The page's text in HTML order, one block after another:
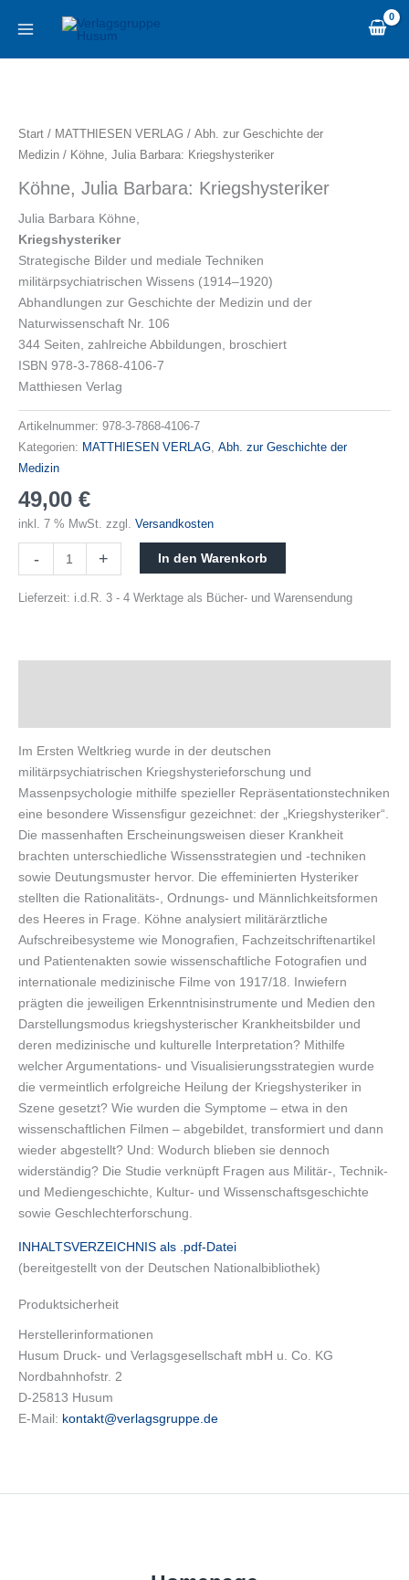
Inhalt
Start / MATTHIESEN VERLAG / Abh. zur Geschichte der
Medizin / Köhne, Julia Barbara: Kriegshysteriker
Köhne, Julia Barbara: Kriegshysteriker
Julia Barbara Köhne,
Kriegshysteriker
Strategische Bilder und mediale Techniken
militärpsychiatrischen Wissens (1914–1920)
Abhandlungen zur Geschichte der Medizin und der
Naturwissenschaft Nr. 106
344 Seiten, zahlreiche Abbildungen, broschiert
ISBN 978-3-7868-4106-7
Matthiesen Verlag
Artikelnummer: 978-3-7868-4106-7
Kategorien: MATTHIESEN VERLAG, Abh. zur Geschichte der
Medizin
49,00 €
inkl. 7 % MwSt. zzgl. Versandkosten
-
Barbara:
Kriegshysteriker
+ In den Warenkorb
Lieferzeit: i.d.R. 3 - 4 Werktage als Bücher- und Warensendung
Im Ersten Weltkrieg wurde in der deutschen
militärpsychiatrischen Kriegshysterieforschung und
Massenpsychologie mithilfe spezieller Repräsentationstechniken
eine besondere Wissensfigur gezeichnet: der „Kriegshysteriker“.
Die massenhaften Erscheinungsweisen dieser Krankheit
brachten unterschiedliche Wissensstrategien und -techniken
sowie Deutungsmuster hervor. Die effeminierten Hysteriker
stellten die Rationalitäts-, Ordnungs- und Männlichkeitsformen
des Heeres in Frage. Köhne analysiert militärärztliche
Aufschreibesysteme wie Monografien, Fachzeitschriftenartikel
und Patientenakten sowie wissenschaftliche Fotografien und
internationale medizinische Filme von 1917/18. Inwiefern
prägten die jeweiligen Erkenntnisinstrumente und Medien den
Darstellungsmodus kriegshysterischer Krankheitsbilder und
deren medizinische und kulturelle Interpretation? Mithilfe
welcher Argumentations- und Visualisierungsstrategien wurde
die vermeintlich erfolgreiche Heilung der Kriegshysteriker in
Szene gesetzt? Wie wurden die Symptome – etwa in den
wissenschaftlichen Filmen – abgebildet, transformiert und dann
wieder abgestellt? Und: Wodurch blieben sie dennoch
widerständig? Die Studie verknüpft Fragen aus Militär-, Technik-
und Mediengeschichte, Kultur- und Wissenschaftsgeschichte
sowie Geschlechterforschung.
INHALTSVERZEICHNIS als .pdf-Datei
(bereitgestellt von der Deutschen Nationalbibliothek)
Produktsicherheit
Herstellerinformationen
Husum Druck- und Verlagsgesellschaft mbH u. Co. KG
Nordbahnhofstr. 2
D-25813 Husum
E-Mail: kontakt@verlagsgruppe.de